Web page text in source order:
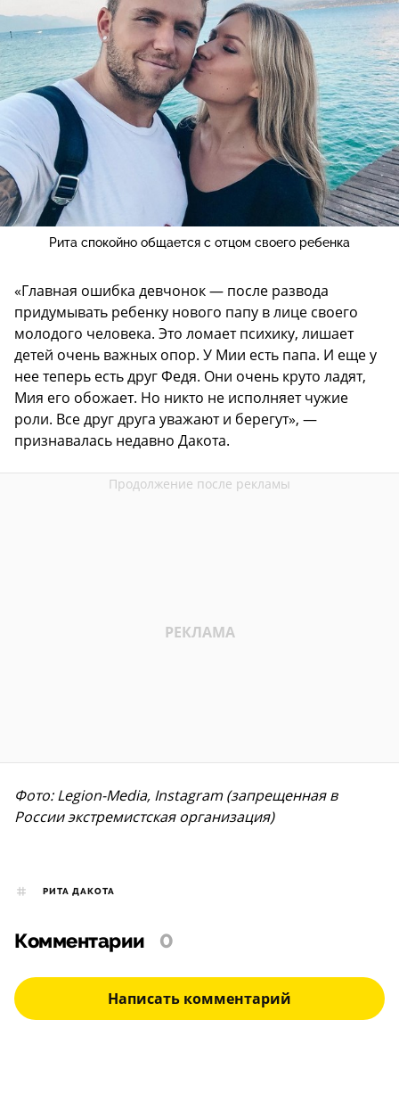
Рита спокойно общается с отцом своего ребенка
«Главная ошибка девчонок — после развода
придумывать ребенку нового папу в лице своего
молодого человека. Это ломает психику, лишает
детей очень важных опор. У Мии есть папа. И еще у
нее теперь есть друг Федя. Они очень круто ладят,
Мия его обожает. Но никто не исполняет чужие
роли. Все друг друга уважают и берегут», —
признавалась недавно Дакота.
Фото: Legion-Media, Instagram (запрещенная в
России экстремистская организация)
РИТА ДАКОТА
Комментарии 0
Написать комментарий